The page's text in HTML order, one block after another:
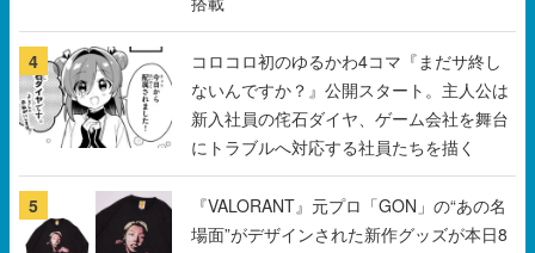
新入社員の侘石ダイヤ、ゲーム会社を舞台
にトラブルへ対応する社員たちを描く
5
『VALORANT』元プロ「GON」の“あの名
場面”がデザインされた新作グッズが本日8
月5日より期間限定で発売。Tシャツやコイ
ンケース、アクキーなどが全品受注生産で
登場、過去に発売したグッズの再販も